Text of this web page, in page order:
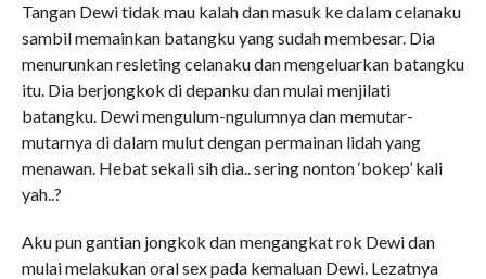
Tangan Dewi tidak mau kalah dan masuk ke dalam celanaku
sambil memainkan batangku yang sudah membesar. Dia
menurunkan resleting celanaku dan mengeluarkan batangku
itu. Dia berjongkok di depanku dan mulai menjilati
batangku. Dewi mengulum-ngulumnya dan memutar-
mutarnya di dalam mulut dengan permainan lidah yang
menawan. Hebat sekali sih dia.. sering nonton ‘bokep’ kali
yah..?
Aku pun gantian jongkok dan mengangkat rok Dewi dan
mulai melakukan oral sex pada kemaluan Dewi. Lezatnya